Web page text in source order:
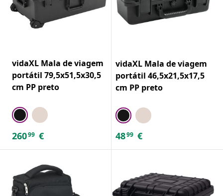
vidaXL Mala de viagem
portátil 79,5x51,5x30,5
cm PP preto
26099 €
vidaXL Mala de viagem
portátil 46,5x21,5x17,5
cm PP preto
4899 €